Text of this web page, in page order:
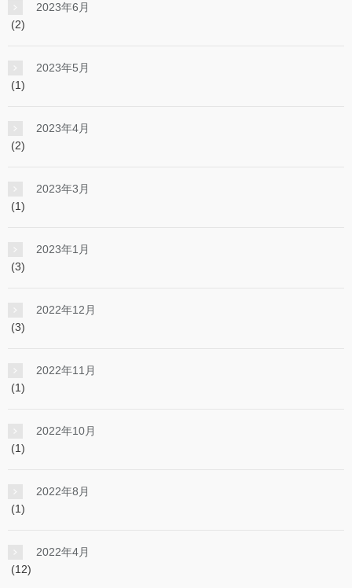
2023年6月
(2)
2023年5月
(1)
2023年4月
(2)
2023年3月
(1)
2023年1月
(3)
2022年12月
(3)
2022年11月
(1)
2022年10月
(1)
2022年8月
(1)
2022年4月
(12)